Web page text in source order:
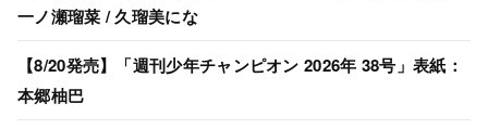
一ノ瀬瑠菜 / 久瑠美にな
【8/20発売】「週刊少年チャンピオン 2026年 38号」表紙：
本郷柚巴